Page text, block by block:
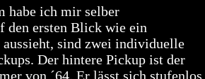
habe ich mir selber
den ersten Blick wie ein
sind zwei individuelle
Der hintere Pickup ist der
von ´64. Er lässt sich stufenlos